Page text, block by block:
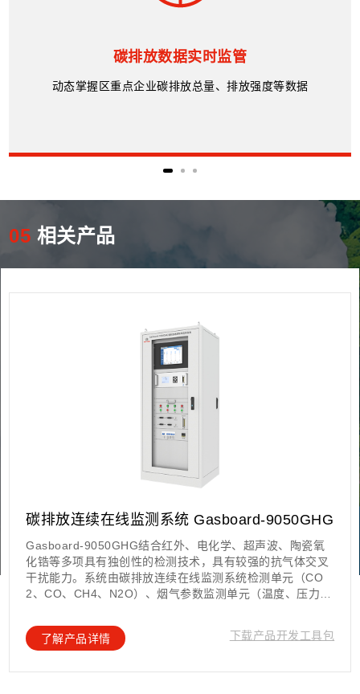
碳排放数据实时监管
动态掌握区重点企业碳排放总量、排放强度等数据
05 相关产品
碳排放连续在线监测系统 Gasboard-9050GHG
Gasboard-9050GHG结合红外、电化学、超声波、陶瓷氧
化锆等多项具有独创性的检测技术，具有较强的抗气体交叉
干扰能力。系统由碳排放连续在线监测系统检测单元（CO
2、CO、CH4、N2O）、烟气参数监测单元（温度、压力、
配备高温冷凝法抽取采样装置，探头与采样管线全程伴热，
可对烟道气体中的多类指标进行连续在线动态监测，适用于
了解产品详情 下载产品开发工具包